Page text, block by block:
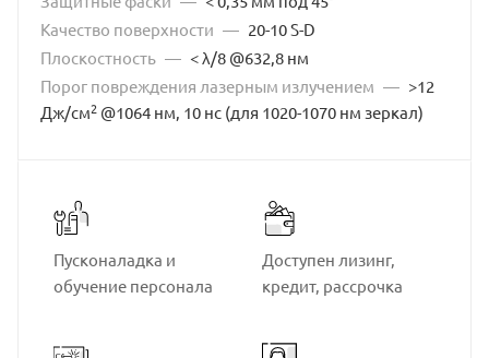
720-840 740-880 770-830 780
800-950 820-930 820-936
Качество поверхности — 20-10 S-D
Плоскостность — < λ/8 @632,8 нм
Порог повреждения лазерным излучением — >12
Дж/см2 @1064 нм, 10 нс (для 1020-1070 нм зеркал)
Пусконаладка и
обучение персонала
Доступен лизинг,
кредит, рассрочка